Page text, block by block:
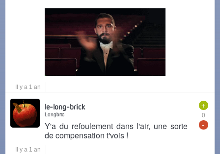
Il y a 1 an
+
0
-
le-long-brick
Longbric
Y'a du refoulement dans l'air, une sorte
de compensation t'vois !
Il y a 1 an